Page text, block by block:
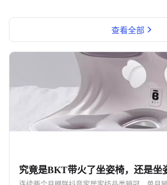
查看全部
究竟是BKT带火了坐姿椅，还是坐